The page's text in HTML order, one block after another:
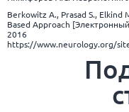
Berkowitz A., Prasad S., Elkind
Based Approach
2016
https://www.neurology.org/